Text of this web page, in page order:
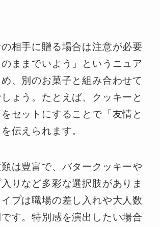
相手に贈る場合は注意が必要
ままでいよう」というニュア
、別のお菓子と組み合わせて
ょう。たとえば、クッキーと
セットにすることで「友情と
伝えられます。
は豊富で、バタークッキーや
りなど多彩な選択肢がありま
プは職場の差し入れや大人数
す。特別感を演出したい場合